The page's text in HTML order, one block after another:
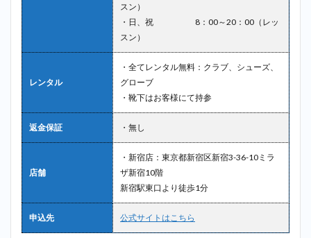
スン）
・日、祝 8：00～20：00（レッ
スン）
レンタル
・全てレンタル無料：クラブ、シューズ、
グローブ
・靴下はお客様にて持参
返金保証 ・無し
店舗
・新宿店：東京都新宿区新宿3-36-10ミラ
ザ新宿10階
新宿駅東口より徒歩1分
申込先 公式サイトはこちら